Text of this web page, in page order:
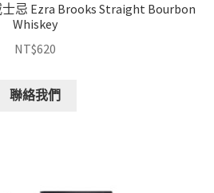
忌 Ezra Brooks Straight Bourbon
Whiskey
NT$620
聯絡我們